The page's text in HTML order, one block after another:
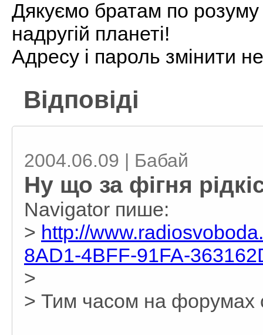
Дякуємо братам по
надругій планеті!
Адресу і пароль змінити
Відповіді
2004.06.09 | Бабай
Ну що за фігня
Navigator пише:
> http://
8AD1-4BFF-91FA-
>
> Тим часом на форумах